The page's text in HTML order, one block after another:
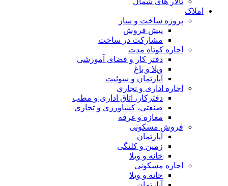
املاک
پروژه ساخت و ساز
پیش فروش
مشارکت در ساخت
اجاره کوتاه مدت
دفتر کار و فضای آموزشی
ویلا و باغ
آپارتمان و سوئیت
اجاره اداری و تجاری
دفترکار، اتاق اداری و مطب
صنعتی، کشاورزی و تجاری
مغازه و غرفه
فروش مسکونی
آپارتمان
زمین و کلنگی
خانه و ویلا
اجاره مسکونی
خانه و ویلا